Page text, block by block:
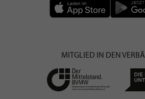
MITGLIED IN DEN